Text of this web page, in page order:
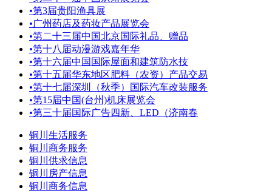
•第3届贵阳渔具展
•广州药店及药妆产品展览会
•第二十三届中国北京国际礼品、赠品
•第十八届动漫游戏嘉年华
•第十六届中国国际屋面和建筑防水技
•第十五届华东地区肥料（农资）产品交易
•第十七届深圳（秋季）国际汽车改装服务
•第15届中国(台州)机床展览会
•第三十届国际广告四新、LED（济南春
铜川生活服务
铜川商务服务
铜川供求信息
铜川房产信息
铜川商务信息